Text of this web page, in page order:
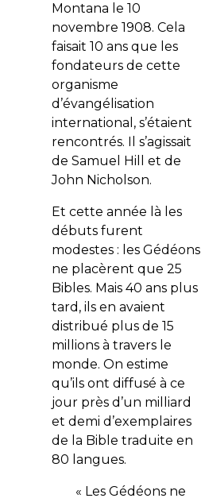
Montana le 10
novembre 1908. Cela
faisait 10 ans que les
fondateurs de cette
organisme
d’évangélisation
international, s’étaient
rencontrés. Il s’agissait
de Samuel Hill et de
John Nicholson.
Et cette année là les
débuts furent
modestes : les Gédéons
ne placèrent que 25
Bibles. Mais 40 ans plus
tard, ils en avaient
distribué plus de 15
millions à travers le
monde. On estime
qu’ils ont diffusé à ce
jour près d’un milliard
et demi d’exemplaires
de la Bible traduite en
80 langues.
« Les Gédéons ne